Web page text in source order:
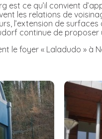
est ce qu’il convient
les relations de
l’extension de
continue de
le foyer « Laladudo » à